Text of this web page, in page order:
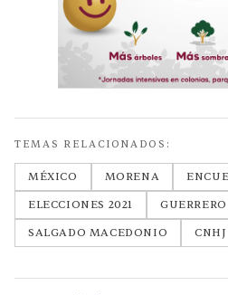
TEMAS RELACIONADOS:
MÉXICO MORENA
ELECCIONES 2021
GUERRERO
SALGADO MACEDONIO
CNHJ